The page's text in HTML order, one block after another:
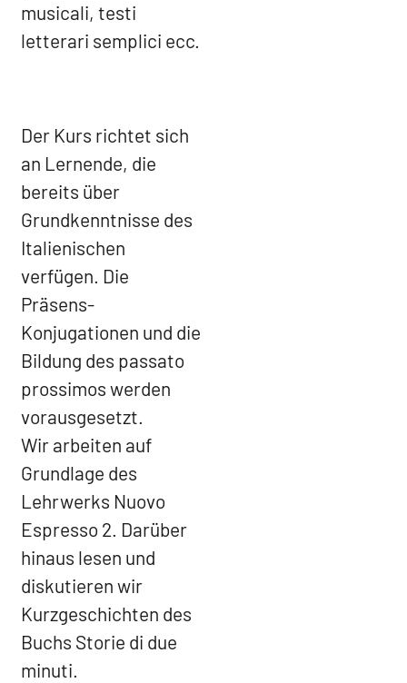
musicali, testi
letterari semplici ecc.
Der Kurs richtet sich
an Lernende, die
bereits über
Grundkenntnisse des
Italienischen
verfügen. Die
Präsens-
Konjugationen und die
Bildung des passato
prossimos werden
vorausgesetzt.
Wir arbeiten auf
Grundlage des
Lehrwerks Nuovo
Espresso 2. Darüber
hinaus lesen und
diskutieren wir
Kurzgeschichten des
Buchs Storie di due
minuti.